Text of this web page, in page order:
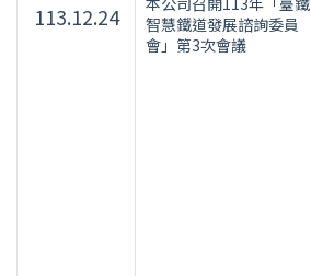
113.12.24
智慧鐵道發展諮詢委員
會」第3次會議